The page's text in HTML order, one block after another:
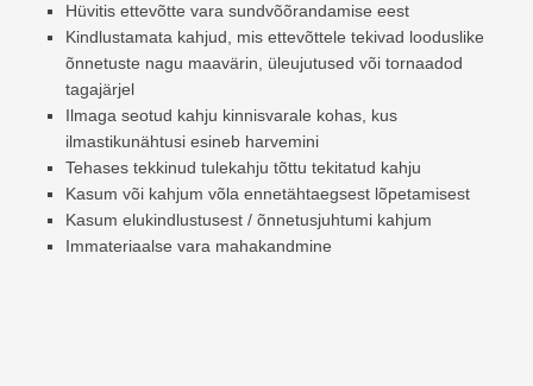
Hüvitis ettevõtte vara sundvõõrandamise eest
Kindlustamata kahjud, mis ettevõttele tekivad looduslike
õnnetuste nagu maavärin, üleujutused või tornaadod
tagajärjel
Ilmaga seotud kahju kinnisvarale kohas, kus
ilmastikunähtusi esineb harvemini
Tehases tekkinud tulekahju tõttu tekitatud kahju
Kasum või kahjum võla ennetähtaegsest lõpetamisest
Kasum elukindlustusest / õnnetusjuhtumi kahjum
Immateriaalse vara mahakandmine